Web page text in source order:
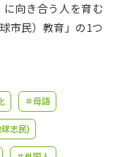
解説
向き合う人を育む
市民）教育」の1つ
＃母語
志民)